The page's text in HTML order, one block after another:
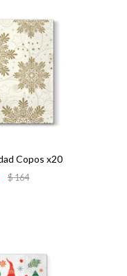
Copos x20
$164